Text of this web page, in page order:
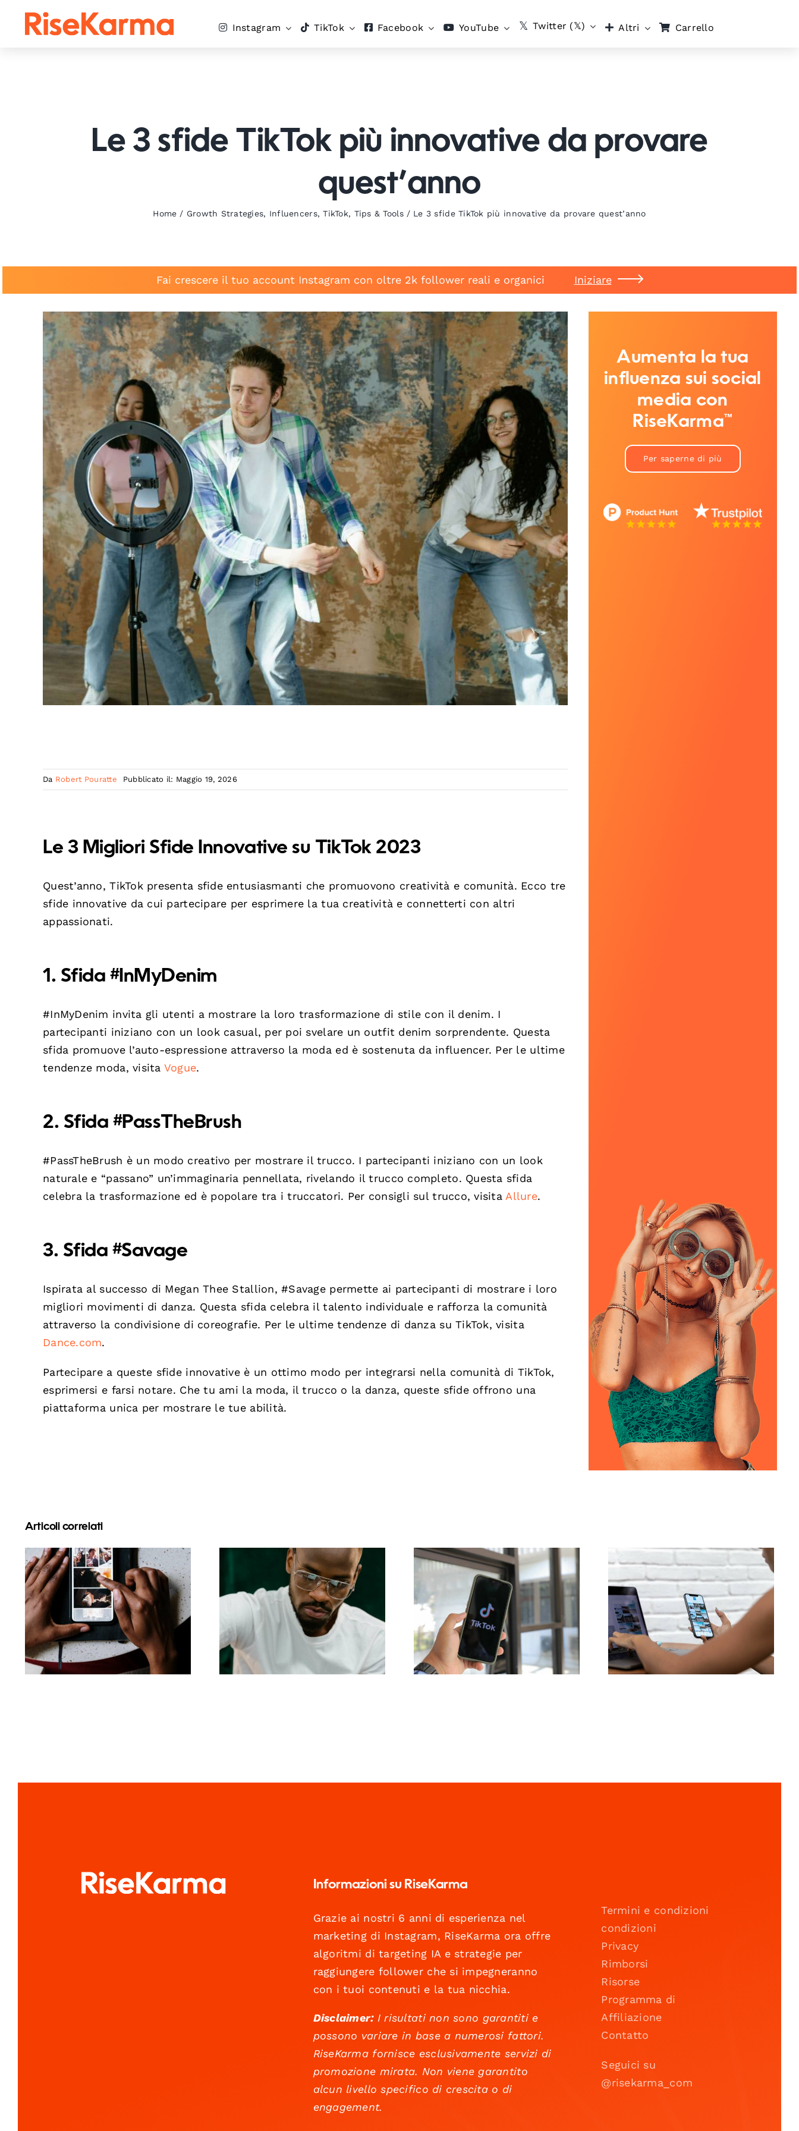
Instagram TikTok Facebook YouTube Twitter (𝕏) Altri Carrello
Le 3 sfide TikTok più innovative da provare
quest’anno
Home / Growth Strategies, Influencers,TikTok, Tips & Tools / Le 3 sfide TikTok più innovative da provare quest’anno
Fai crescere il tuo account Instagram con oltre 2k follower reali e organici Iniziare
Da Robert Pouratte Pubblicato il: Maggio 19, 2026
Le 3 Migliori Sfide Innovative su TikTok 2023
Quest’anno, TikTok presenta sfide entusiasmanti che promuovono creatività e comunità. Ecco tre
sfide innovative da cui partecipare per esprimere la tua creatività e connetterti con altri
appassionati.
1. Sfida #InMyDenim
#InMyDenim invita gli utenti a mostrare la loro trasformazione di stile con il denim. I
partecipanti iniziano con un look casual, per poi svelare un outfit denim sorprendente. Questa
sfida promuove l’auto-espressione attraverso la moda ed è sostenuta da influencer. Per le ultime
tendenze moda, visita Vogue.
2. Sfida #PassTheBrush
#PassTheBrush è un modo creativo per mostrare il trucco. I partecipanti iniziano con un look
naturale e “passano” un’immaginaria pennellata, rivelando il trucco completo. Questa sfida
celebra la trasformazione ed è popolare tra i truccatori. Per consigli sul trucco, visita Allure.
3. Sfida #Savage
Ispirata al successo di Megan Thee Stallion, #Savage permette ai partecipanti di mostrare i loro
migliori movimenti di danza. Questa sfida celebra il talento individuale e rafforza la comunità
attraverso la condivisione di coreografie. Per le ultime tendenze di danza su TikTok, visita
Dance.com.
Partecipare a queste sfide innovative è un ottimo modo per integrarsi nella comunità di TikTok,
esprimersi e farsi notare. Che tu ami la moda, il trucco o la danza, queste sfide offrono una
piattaforma unica per mostrare le tue abilità.
Aumenta la tua
influenza sui social
media con
RiseKarma™
Per saperne di più
Articoli correlati
Le migliori app per
animare foto e
rendere coinvolgenti i
post su Facebook
I 17 migliori consigli
avanzati per
comprendere
l’algoritmo di TikTok
Massimizzare la
portata: Strumenti
efficaci per la
pubblicazione su più
piattaforme nel 2024
Le 3 migliori
piattaforme per
trovare idee di UGC
(Contenuti Generati
dagli Utenti)
Informazioni su RiseKarma
Grazie ai nostri 6 anni di esperienza nel
marketing di Instagram, RiseKarma ora offre
algoritmi di targeting IA e strategie per
raggiungere follower che si impegneranno
con i tuoi contenuti e la tua nicchia.
Disclaimer:I risultati non sono garantiti e
possono variare in base a numerosi fattori.
RiseKarma fornisce esclusivamente servizi di
promozione mirata. Non viene garantito
alcun livello specifico di crescita o di
engagement.
Termini e condizioni
condizioni
Privacy
Rimborsi
Risorse
Programma di
Affiliazione
Contatto
Seguici su
@risekarma_com